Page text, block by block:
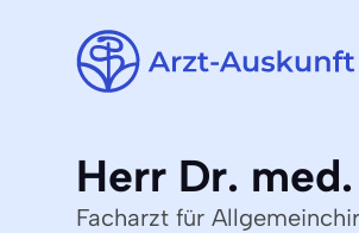
Herr Dr.
Facharzt für